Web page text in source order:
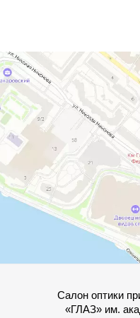
Салон оптики
«ГЛАЗ» им.